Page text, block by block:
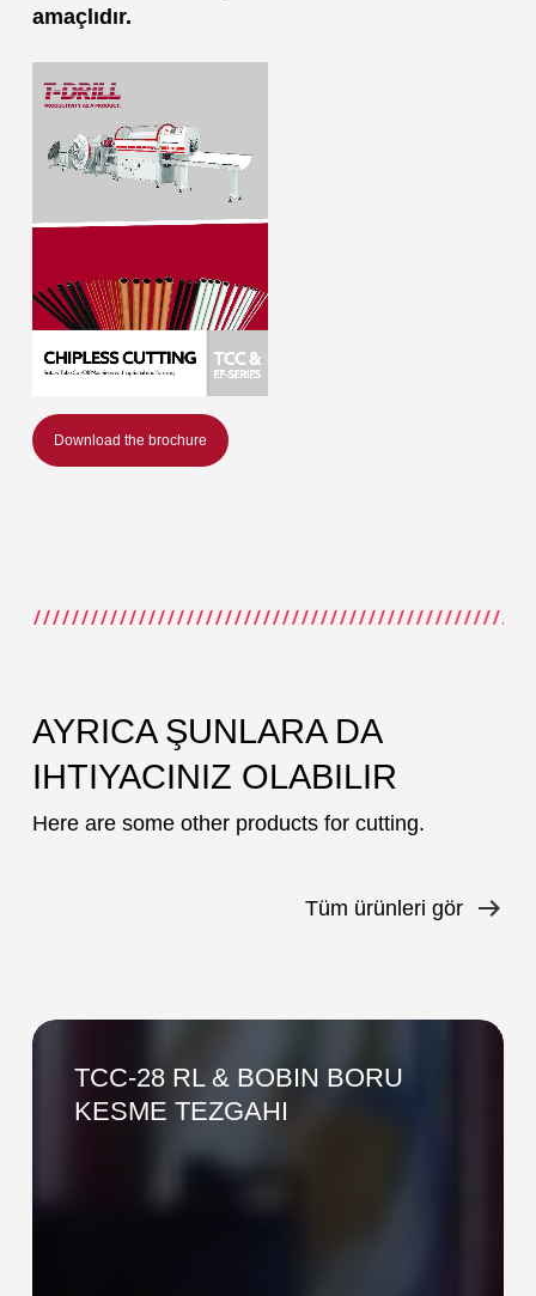
amaçlıdır.
Download the brochure
AYRICA ŞUNLARA DA
IHTIYACINIZ OLABILIR
Here are some other products for cutting.
Tüm ürünleri gör
TCC-
TCC-28 RL & BOBIN BORU
KESME TEZGAHI